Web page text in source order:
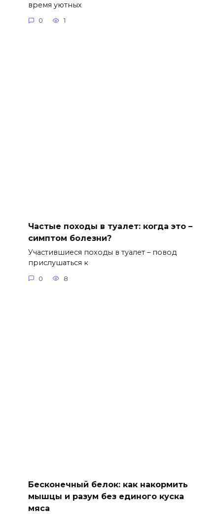
время уютных
0 1
Частые походы в туалет: когда это –
симптом болезни?
Участившиеся походы в туалет – повод
прислушаться к
0 8
Бесконечный белок: как накормить
мышцы и разум без единого куска
мяса